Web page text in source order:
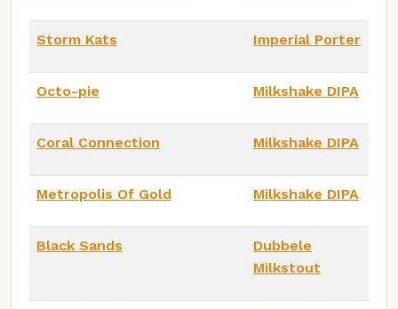
Storm Kats Imperial Porter
Octo-pie Milkshake DIPA
Coral Connection Milkshake DIPA
Metropolis Of Gold Milkshake DIPA
Black Sands
Dubbele
Milkstout